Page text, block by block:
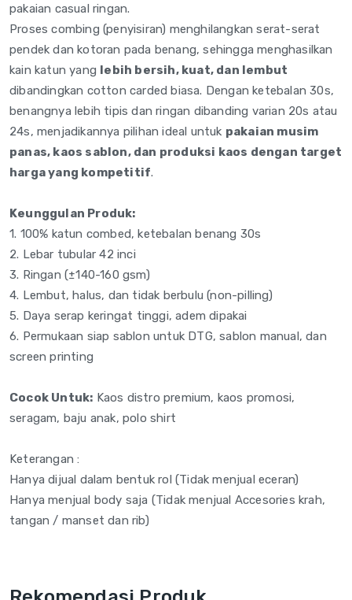
pakaian casual ringan.
Prosescombing (penyisiran) menghilangkan serat-serat
pendekdan kotoran pada benang,sehingga menghasilkan
kain katun yang lebih bersih, kuat, dan lembut
dibandingkan cotton carded biasa. Dengan ketebalan 30s,
benangnya lebih tipis danringan dibanding varian 20s atau
24s, menjadikannya pilihan ideal untuk pakaian musim
panas, kaos sablon, dan produksi kaos dengan target
harga yang kompetitif.
Keunggulan Produk:
1. 100% katun combed, ketebalan benang 30s
2. Lebar tubular 42 inci
3. Ringan (±140-160 gsm)
4. Lembut, halus, dan tidak berbulu(non-pilling)
5. Daya serap keringat tinggi, ademdipakai
6. Permukaan siap sablon untuk DTG, sablon manual, dan
screen printing
Cocok Untuk: Kaos distropremium, kaos promosi,
seragam, baju anak, polo shirt
Keterangan :
Hanya dijual dalam bentuk rol (Tidak menjual eceran)
Hanya menjual body saja (Tidak menjual Accesories krah,
tangan / manset dan rib)